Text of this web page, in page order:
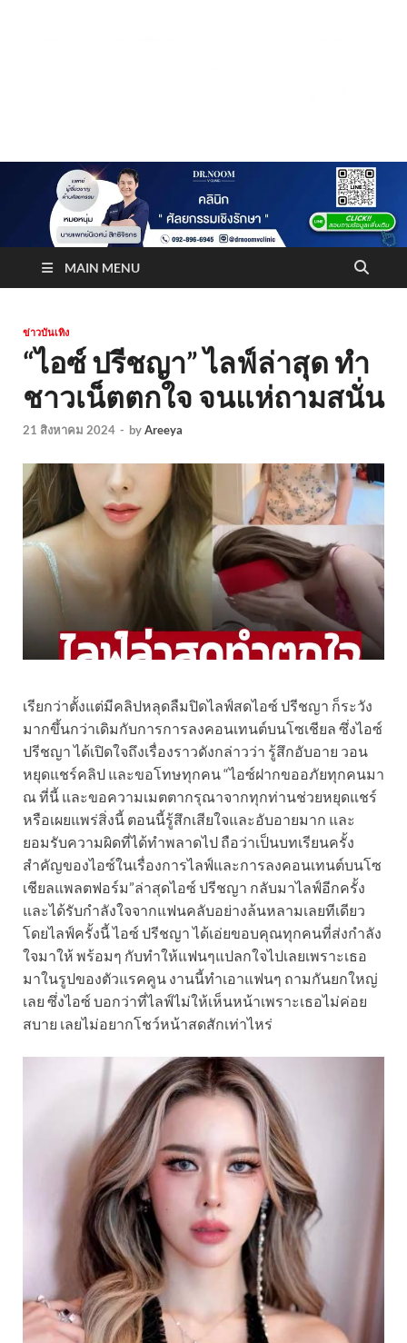
Truststoreonline
MAIN MENU
ข่าวบันเทิง
“ไอซ์ ปรีชญา” ไลฟ์ล่าสุด ทำ
ชาวเน็ตตกใจ จนแห่ถามสนั่น
21 สิงหาคม 2024 - byAreeya
เรียกว่าตั้งแต่มีคลิปหลุดลืมปิดไลฟ์สดไอซ์ ปรีชญา ก็ระวัง
มากขึ้นกว่าเดิมกับการการลงคอนเทนต์บนโซเชียล ซึ่งไอซ์
ปรีชญา ได้เปิดใจถึงเรื่องราวดังกล่าวว่า รู้สึกอับอาย วอน
หยุดแชร์คลิป และขอโทษทุกคน “ไอซ์ฝากขออภัยทุกคนมา
ณ ที่นี้ และขอความเมตตากรุณาจากทุกท่านช่วยหยุดแชร์
หรือเผยแพร่สิ่งนี้ ตอนนี้รู้สึกเสียใจและอับอายมาก และ
ยอมรับความผิดที่ได้ทำพลาดไป ถือว่าเป็นบทเรียนครั้ง
สำคัญของไอซ์ในเรื่องการไลฟ์และการลงคอนเทนต์บนโซ
เชียลแพลตฟอร์ม”ล่าสุดไอซ์ ปรีชญา กลับมาไลฟ์อีกครั้ง
และได้รับกำลังใจจากแฟนคลับอย่างล้นหลามเลยทีเดียว
โดยไลฟ์ครั้งนี้ ไอซ์ ปรีชญา ได้เอ่ยขอบคุณทุกคนที่ส่งกำลัง
ใจมาให้ พร้อมๆ กับทำให้แฟนๆแปลกใจไปเลยเพราะเธอ
มาในรูปของตัวแรคคูน งานนี้ทำเอาแฟนๆ ถามกันยกใหญ่
เลย ซึ่งไอซ์ บอกว่าที่ไลฟ์ไม่ให้เห็นหน้าเพราะเธอไม่ค่อย
สบาย เลยไม่อยากโชว์หน้าสดสักเท่าไหร่